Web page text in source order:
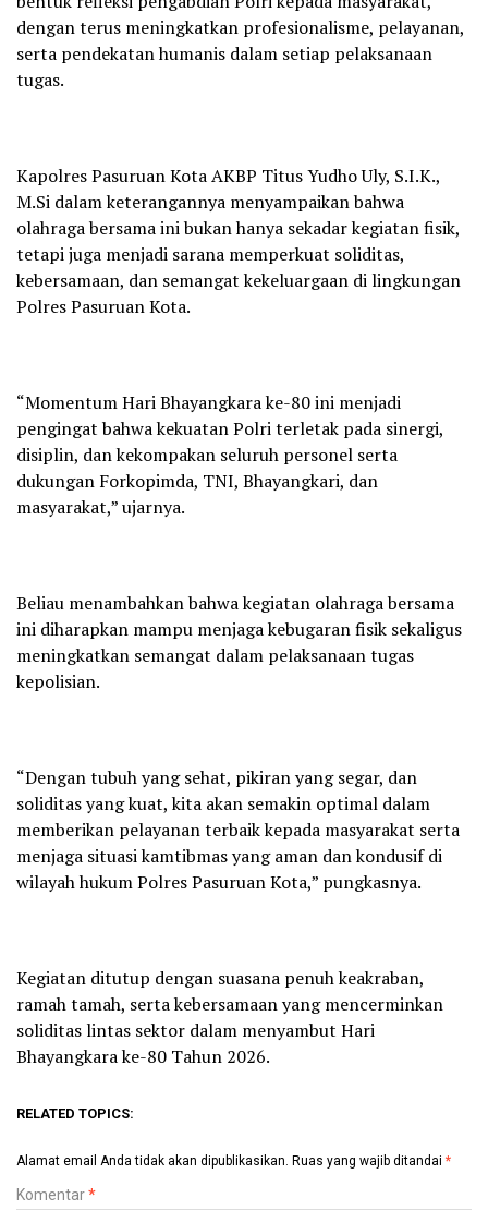
dengan terus meningkatkan profesionalisme, pelayanan,
serta pendekatan humanis dalam setiap pelaksanaan
tugas.
Kapolres Pasuruan Kota AKBP Titus Yudho Uly, S.I.K.,
M.Si dalam keterangannya menyampaikan bahwa
olahraga bersama ini bukan hanya sekadar kegiatan fisik,
tetapi juga menjadi sarana memperkuat soliditas,
kebersamaan, dan semangat kekeluargaan di lingkungan
Polres Pasuruan Kota.
“Momentum Hari Bhayangkara ke-80 ini menjadi
pengingat bahwa kekuatan Polri terletak pada sinergi,
disiplin, dan kekompakan seluruh personel serta
dukungan Forkopimda, TNI, Bhayangkari, dan
masyarakat,” ujarnya.
Beliau menambahkan bahwa kegiatan olahraga bersama
ini diharapkan mampu menjaga kebugaran fisik sekaligus
meningkatkan semangat dalam pelaksanaan tugas
kepolisian.
“Dengan tubuh yang sehat, pikiran yang segar, dan
soliditas yang kuat, kita akan semakin optimal dalam
memberikan pelayanan terbaik kepada masyarakat serta
menjaga situasi kamtibmas yang aman dan kondusif di
wilayah hukum Polres Pasuruan Kota,” pungkasnya.
Kegiatan ditutup dengan suasana penuh keakraban,
ramah tamah, serta kebersamaan yang mencerminkan
soliditas lintas sektor dalam menyambut Hari
Bhayangkara ke-80 Tahun 2026.
RELATED TOPICS:
Alamat email Anda tidak akan dipublikasikan. Ruas yang wajib ditandai *
Komentar*